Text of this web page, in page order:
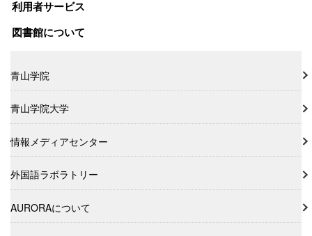
利用者サービス
図書館について
青山学院
青山学院大学
情報メディアセンター
外国語ラボラトリー
AURORAについて